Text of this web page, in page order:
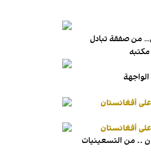
من صفقة تبادل
الواجهة
أفغانستان
أفغانستان
.. من التسعينيات